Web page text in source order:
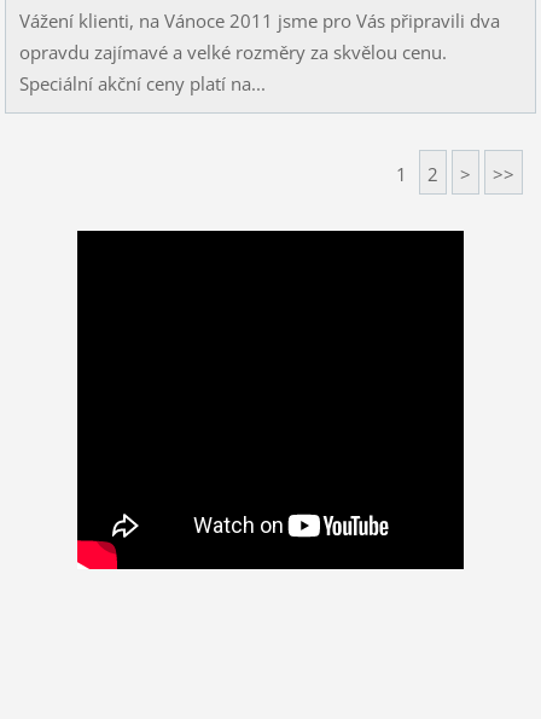
Vážení klienti, na Vánoce 2011 jsme pro Vás připravili dva
opravdu zajímavé a velké rozměry za skvělou cenu.
Speciální akční ceny platí na...
1 2 > >>